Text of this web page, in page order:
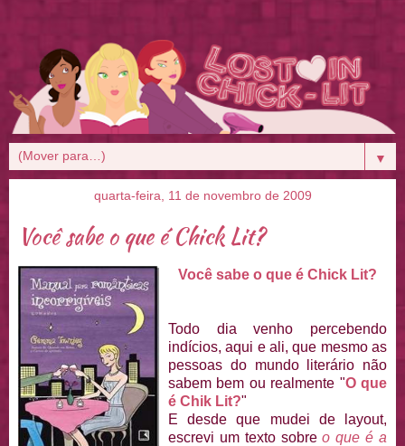
▼
quarta-feira, 11 de novembro de 2009
Você sabe o que é Chick Lit?
Você sabe o que é Chick Lit?
Todo dia venho percebendo
indícios, aqui e ali, que mesmo as
pessoas do mundo literário não
sabem bem ou realmente "O que
é Chik Lit?"
E desde que mudei de layout,
escrevi um texto sobreo que é a